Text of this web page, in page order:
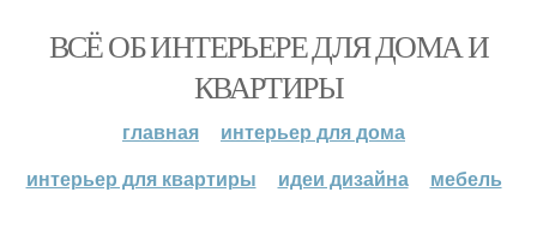
ВСЁ ОБ ИНТЕРЬЕРЕ ДЛЯ ДОМА И
КВАРТИРЫ
главная
интерьер для дома
интерьер для квартиры
идеи дизайна мебель